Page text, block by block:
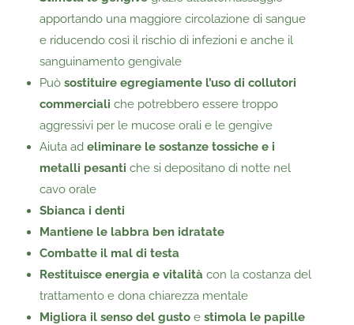
apportando una maggiore circolazione di sangue
e riducendo così il rischio di infezioni e anche il
sanguinamento gengivale
Può sostituire egregiamente l’uso di collutori
commerciali che potrebbero essere troppo
aggressivi per le mucose orali e le gengive
Aiuta ad eliminare le sostanze tossiche e i
metalli pesanti che si depositano di notte nel
cavo orale
Sbianca i denti
Mantiene le labbra ben idratate
Combatte il mal di testa
Restituisce energia e vitalità con la costanza del
trattamento e dona chiarezza mentale
Migliora il senso del gusto e stimola le papille